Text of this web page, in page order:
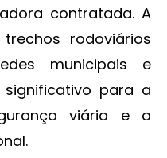
contratada. A
rodoviários
municipais e
para a
viária e a